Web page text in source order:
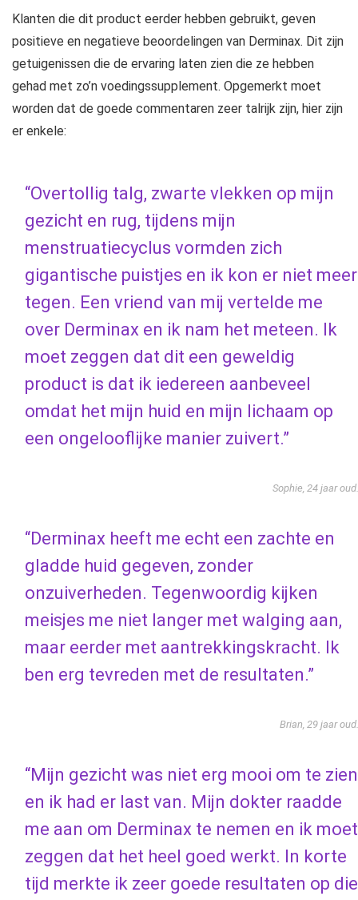
Klanten die dit product eerder hebben gebruikt, geven
positieve en negatieve beoordelingen van Derminax. Dit zijn
getuigenissen die de ervaring laten zien die ze hebben
gehad met zo’n voedingssupplement. Opgemerkt moet
worden dat de goede commentaren zeer talrijk zijn, hier zijn
er enkele:
“Overtollig talg, zwarte vlekken op mijn
gezicht en rug, tijdens mijn
menstruatiecyclus vormden zich
gigantische puistjes en ik kon er niet meer
tegen. Een vriend van mij vertelde me
over Derminax en ik nam het meteen. Ik
moet zeggen dat dit een geweldig
product is dat ik iedereen aanbeveel
omdat het mijn huid en mijn lichaam op
een ongelooflijke manier zuivert.”
Sophie, 24 jaar oud.
“Derminax heeft me echt een zachte en
gladde huid gegeven, zonder
onzuiverheden. Tegenwoordig kijken
meisjes me niet langer met walging aan,
maar eerder met aantrekkingskracht. Ik
ben erg tevreden met de resultaten.”
Brian, 29 jaar oud.
“Mijn gezicht was niet erg mooi om te zien
en ik had er last van. Mijn dokter raadde
me aan om Derminax te nemen en ik moet
zeggen dat het heel goed werkt. In korte
tijd merkte ik zeer goede resultaten op die